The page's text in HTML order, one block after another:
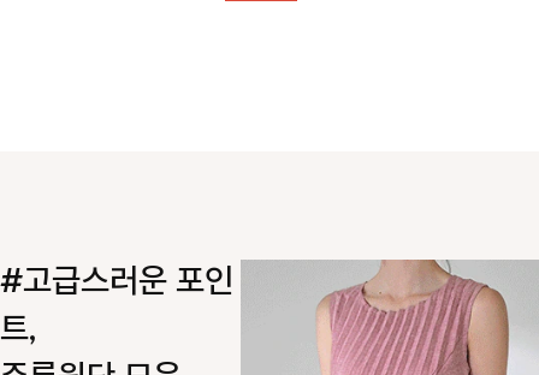
#고급스러운 포인
트,